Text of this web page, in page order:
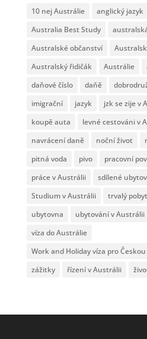
10 nej Austrálie anglický jazyk
Australia Best Study
Australské občanství
Australský řidičák
Austrálie
daňové číslo
daňě
imigrační
jazyk jzk se zije v
koupě auta
levné cestováni v
navrácení daně
noční život
pitná voda
pivo pracovní
práce v Austrálii
sdílené
Studium v Austrálii
trvalý
ubytovna
ubytování v Austrálii
víza do Austrálie
Work and Holiday víza pro
zážitky
řízení v Austrálii